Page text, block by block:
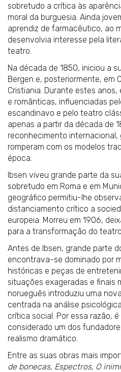
sobretudo a crítica às
moral da burguesia. Ainda
aprendiz de farmacêutico, ao
desenvolvia interesse pela
teatro.
Na década de 1850, iniciou a
Bergen e, posteriormente, em
Cristiania. Durante estes
e românticas, influenciadas
escandinavo e pelo teatro
apenas a partir da década de
reconhecimento internacional,
romperam com os modelos
época.
Ibsen viveu grande parte da
sobretudo em Roma e em
geográfico permitiu-lhe
distanciamento crítico a
europeia. Morreu em 1906,
para a transformação do
Antes de Ibsen, grande parte
encontrava-se dominado por
históricas e peças de
situações exageradas e finais
norueguês introduziu uma
centrada na análise
crítica social. Por essa razão,
considerado um dos
realismo dramático.
Entre as suas obras mais
de bonecas, Espectros, O